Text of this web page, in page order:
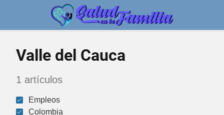
Valle del Cauca
1 artículos
Empleos
Colombia